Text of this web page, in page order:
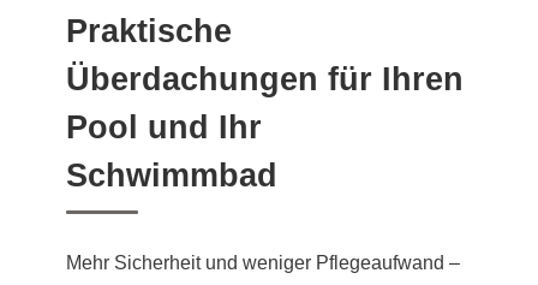
Praktische
Überdachungen für Ihren
Pool und Ihr
Schwimmbad
Mehr Sicherheit und weniger Pflegeaufwand –